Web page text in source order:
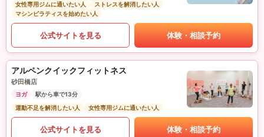
女性専用ジムに通いたい人
ストレスを解消したい人
マシンピラティスを始めたい人
公式サイトを見る 体験・相談予約
アルペンクイックフィットネス
砂田橋店
ヨガ
駅から車で13分
運動不足を解消したい人
女性専用ジムに通いたい人
公式サイトを見る 体験・相談予約